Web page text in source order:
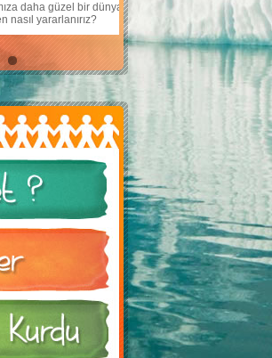
bırakabilmek için